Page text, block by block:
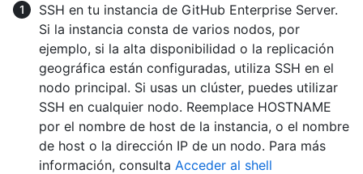
SSH en tu instancia de GitHub Enterprise Server.
Si la instancia consta de varios nodos, por
ejemplo, si la alta disponibilidad o la replicación
geográfica están configuradas, utiliza SSH en el
nodo principal. Si usas un clúster, puedes utilizar
SSH en cualquier nodo. Reemplace HOSTNAME
por el nombre de host de la instancia, o el nombre
de host o la dirección IP de un nodo. Para más
información, consulta Acceder al shell